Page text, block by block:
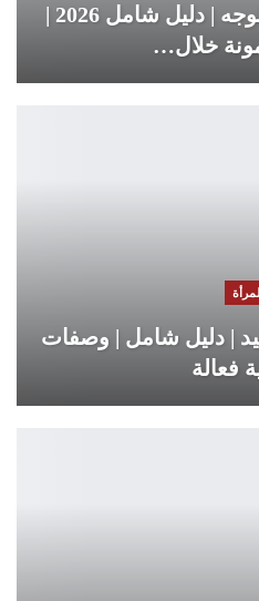
زيت الحلبة لتسمين الوجه | دليل شامل 2026 |
خلال…
المرأة
| دليل شامل | وصفات
فعالة